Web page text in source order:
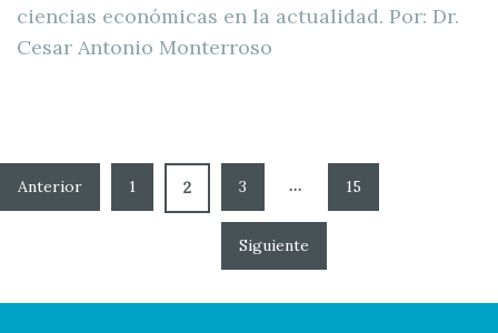
ciencias económicas en la actualidad. Por: Dr.
Cesar Antonio Monterroso
1 2 3 … 15